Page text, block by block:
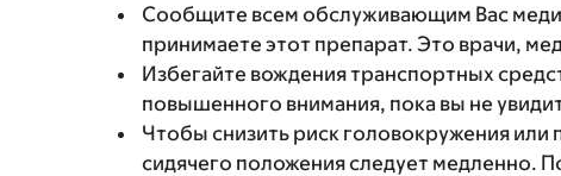
Сообщите всем обслуживающим Вас
принимаете этот препарат. Это врачи,
Избегайте вождения транспортных
повышенного внимания, пока вы не
Чтобы снизить риск головокружения или
сидячего положения следует медленно.